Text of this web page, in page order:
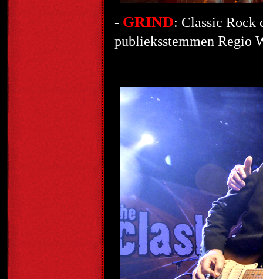
- GRIND: Classic Rock
publieksstemmen Regio